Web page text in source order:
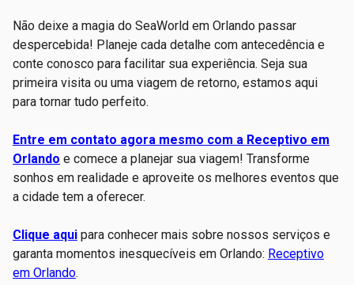
Não deixe a magia do SeaWorld em Orlando passar
despercebida! Planeje cada detalhe com antecedência e
conte conosco para facilitar sua experiência. Seja sua
primeira visita ou uma viagem de retorno, estamos aqui
para tornar tudo perfeito.
Entre em contato agora mesmo com a Receptivo em
Orlando e comece a planejar sua viagem! Transforme
sonhos em realidade e aproveite os melhores eventos que
a cidade tem a oferecer.
Clique aqui para conhecer mais sobre nossos serviços e
garanta momentos inesquecíveis em Orlando: Receptivo
em Orlando.